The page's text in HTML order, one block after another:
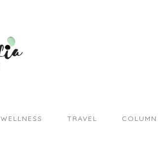
WELLNESS TRAVEL COLUMN